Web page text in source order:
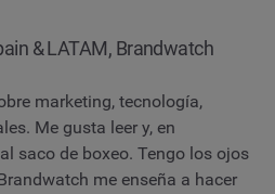
& LATAM, Brandwatch
marketing, tecnología,
Me gusta leer y, en
saco de boxeo. Tengo los ojos
me enseña a hacer